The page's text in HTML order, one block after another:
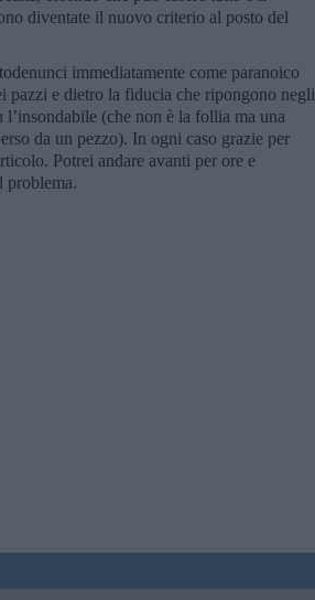
diventate il nuovo criterio al posto del
immediatamente come paranoico
pazzi e dietro la fiducia che ripongono negli
(che non è la follia ma una
da un pezzo). In ogni caso grazie per
Potrei andare avanti per ore e
problema.